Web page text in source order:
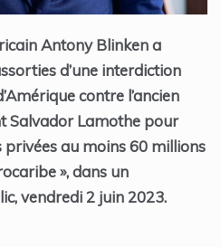
Antony Blinken a
d’une interdiction
contre l’ancien
Salvador Lamothe pour
au moins 60 millions
», dans un
vendredi 2 juin 2023.